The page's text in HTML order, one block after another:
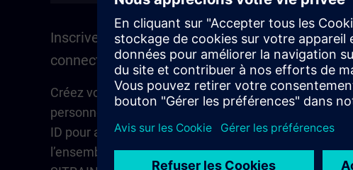
Inscrivez-vous et
connectez-vous
Créez votre compte
personnel via Siemens
ID pour accéder à
l’ensemble du contenu
Trouvez le cours
vous convient
Recherchez
clés et des filtres – ou
explorez par